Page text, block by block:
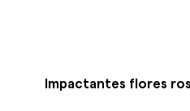
Impactantes flores